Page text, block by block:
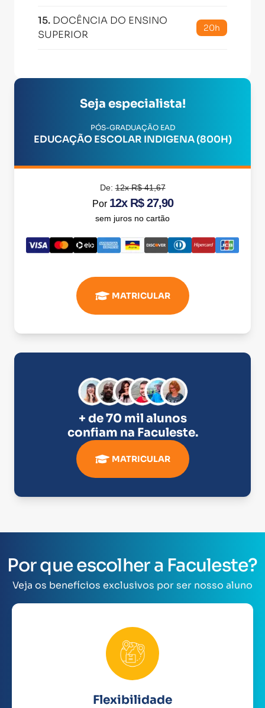
15. DOCÊNCIA DO ENSINO
SUPERIOR
20h
Seja especialista!
PÓS-GRADUAÇÃO EAD
EDUCAÇÃO ESCOLAR INDIGENA (800H)
De:12x R$ 41,67
Por 12x R$ 27,90
sem juros no cartão
MATRICULAR
+ de 70 mil alunos
confiam na Faculeste.
MATRICULAR
Por que escolher a Faculeste?
Veja os benefícios exclusivos por ser nosso aluno
Flexibilidade